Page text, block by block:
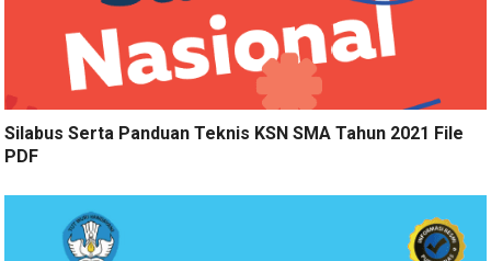
Silabus Serta Panduan Teknis KSN SMA Tahun 2021 File
PDF